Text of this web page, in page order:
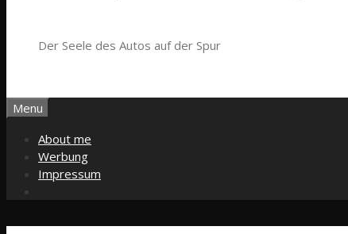
Der Seele des Autos auf der Spur
Menu
About me
Werbung
Impressum